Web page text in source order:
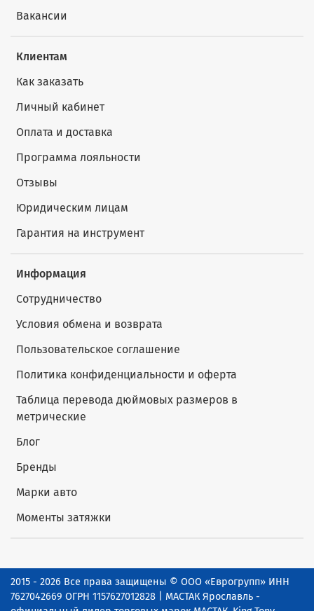
Вакансии
Клиентам
Как заказать
Личный кабинет
Оплата и доставка
Программа лояльности
Отзывы
Юридическим лицам
Гарантия на инструмент
Информация
Сотрудничество
Условия обмена и возврата
Пользовательское соглашение
Политика конфиденциальности и оферта
Таблица перевода дюймовых размеров в
метрические
Блог
Бренды
Марки авто
Моменты затяжки
2015 - 2026 Все права защищены © ООО «Еврогрупп» ИНН
7627042669 ОГРН 1157627012828 | МАСТАК Ярославль -